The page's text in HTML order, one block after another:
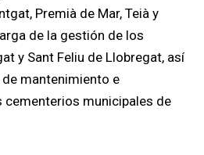
Premià de Mar, Teià y
de la gestión de los
y Sant Feliu de Llobregat, así
mantenimiento e
cementerios municipales de